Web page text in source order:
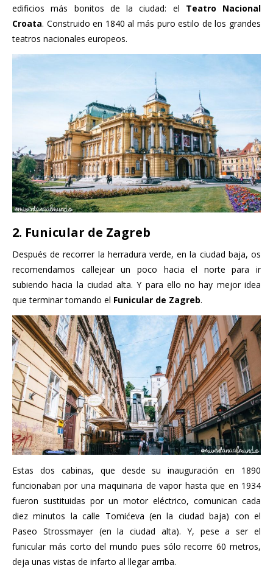
edificios más bonitos de la ciudad: el Teatro Nacional
Croata. Construido en 1840 al más puro estilo de los grandes
teatros nacionales europeos.
2. Funicular de Zagreb
Después de recorrer la herradura verde, en la ciudad baja, os
recomendamos callejear un poco hacia el norte para ir
subiendo hacia la ciudad alta. Y para ello no hay mejor idea
que terminar tomando el Funicular de Zagreb.
Estas dos cabinas, que desde su inauguración en 1890
funcionaban por una maquinaria de vapor hasta que en 1934
fueron sustituidas por un motor eléctrico, comunican cada
diez minutos la calle Tomićeva (en la ciudad baja) con el
Paseo Strossmayer (en la ciudad alta). Y, pese a ser el
funicular más corto del mundo pues sólo recorre 60 metros,
deja unas vistas de infarto al llegar arriba.